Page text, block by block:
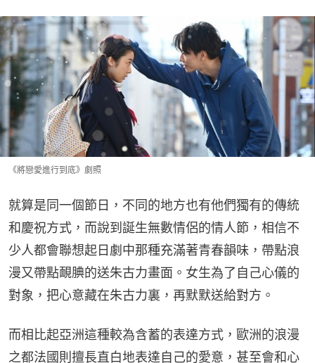
《將戀愛進行到底》劇照
就算是同一個節日，不同的地方也有他們獨有的傳統
和慶祝方式，而說到誕生無數情侶的情人節，相信不
少人都會聯想起日劇中那種充滿著青春韻味，帶點浪
漫又帶點靦腆的送朱古力畫面。女生為了自己心儀的
對象，把心意藏在朱古力裏，再默默送給對方。
而相比起亞洲這種較為含蓄的表達方式，歐洲的浪漫
之都法國則擅長直白地表達自己的愛意，甚至會和心